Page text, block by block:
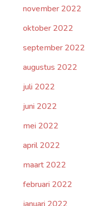
november 2022
oktober 2022
september 2022
augustus 2022
juli 2022
juni 2022
mei 2022
april 2022
maart 2022
februari 2022